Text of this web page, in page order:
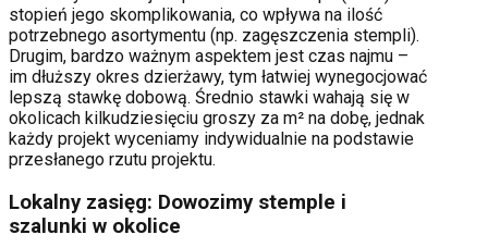
stopień jego skomplikowania, co wpływa na ilość
potrzebnego asortymentu (np. zagęszczenia stempli).
Drugim, bardzo ważnym aspektem jest czas najmu –
im dłuższy okres dzierżawy, tym łatwiej wynegocjować
lepszą stawkę dobową. Średnio stawki wahają się w
okolicach kilkudziesięciu groszy za m² na dobę, jednak
każdy projekt wyceniamy indywidualnie na podstawie
przesłanego rzutu projektu.
Lokalny zasięg: Dowozimy stemple i
szalunki w okolice